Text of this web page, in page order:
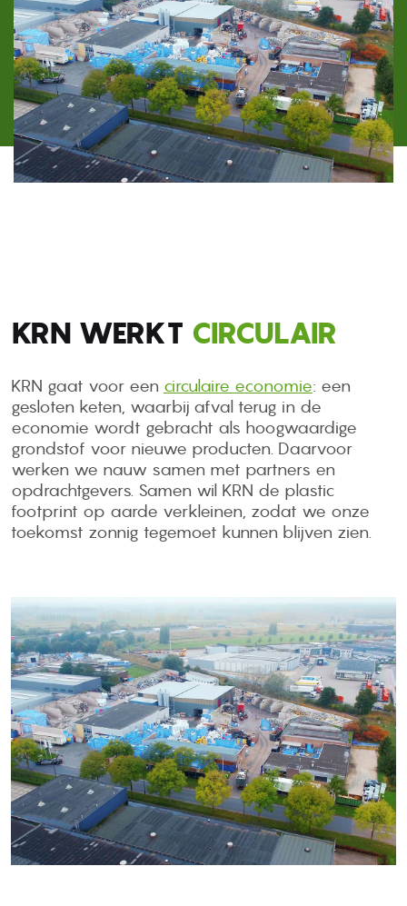
KRN WERKT CIRCULAIR
KRN gaat voor een circulaire economie: een
gesloten keten, waarbij afval terug in de
economie wordt gebracht als hoogwaardige
grondstof voor nieuwe producten. Daarvoor
werken we nauw samen met partners en
opdrachtgevers. Samen wil KRN de plastic
footprint op aarde verkleinen, zodat we onze
toekomst zonnig tegemoet kunnen blijven zien.